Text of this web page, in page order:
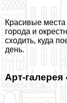
Красивые
города и
сходить, куда
день.
Арт-